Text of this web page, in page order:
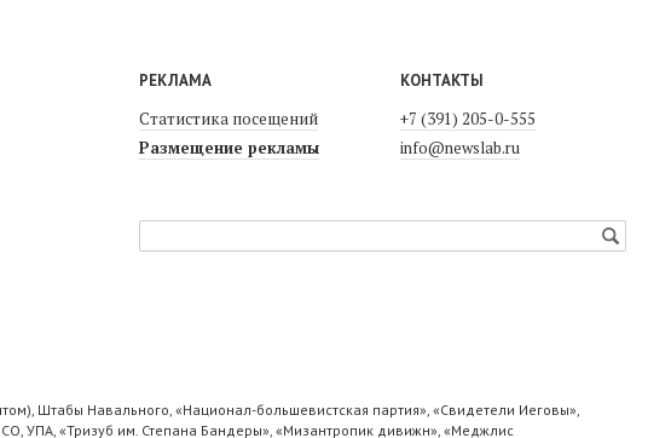
РЕКЛАМА
Статистика посещений
Размещение рекламы
КОНТАКТЫ
+7 (391) 205-0-555
info@newslab.ru
Штабы Навального, «Национал-большевистская партия», «Свидетели Иеговы»,
УПА, «Тризуб им. Степана Бандеры», «Мизантропик дивижн», «Меджлис